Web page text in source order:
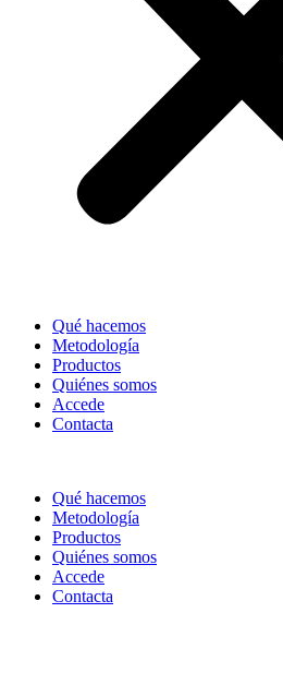
Qué hacemos
Metodología
Productos
Quiénes somos
Accede
Contacta
Qué hacemos
Metodología
Productos
Quiénes somos
Accede
Contacta